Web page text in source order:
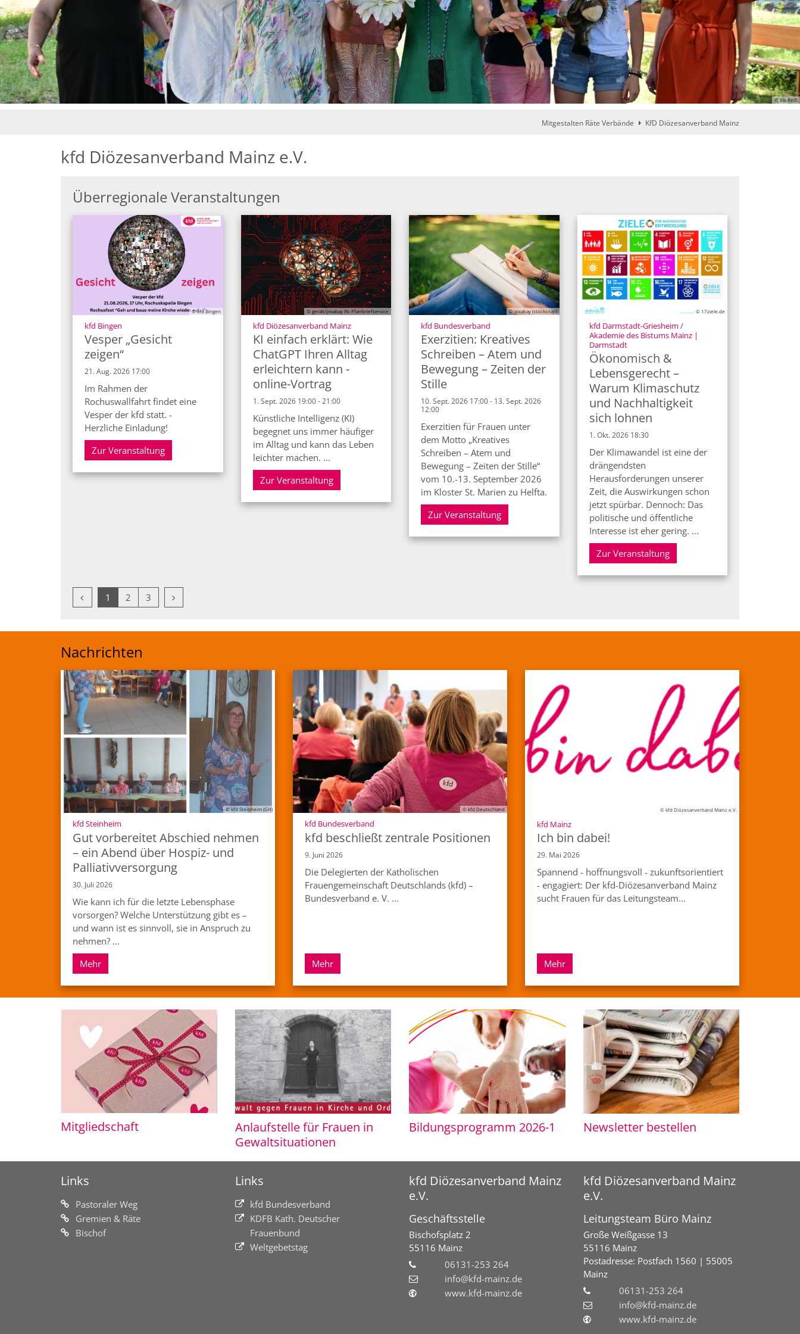
© Iris Reiß
Mitgestalten Räte Verbände KfD Diözesanverband Mainz
kfd Diözesanverband Mainz e.V.
Überregionale Veranstaltungen
© kfd Bingen
kfd Bingen
Vesper „Gesicht
zeigen“
21. Aug. 2026 17:00
Im Rahmen der
Rochuswallfahrt findet eine
Vesper der kfd statt. -
Herzliche Einladung!
Zur Veranstaltung
© geralt/pixabay IN: Pfarrbriefservice
kfd Diözesanverband Mainz:
KI einfach erklärt: Wie
ChatGPT Ihren Alltag
erleichtern kann -
online-Vortrag
1. Sept. 2026 19:00 - 21:00
Künstliche Intelligenz (KI)
begegnet uns immer häufiger
im Alltag und kann das Leben
leichter machen. ...
Zur Veranstaltung
© pixabay (stocksnap)
kfd Bundesverband
Exerzitien: Kreatives
Schreiben – Atem und
Bewegung – Zeiten der
Stille
10. Sept. 2026 17:00 - 13. Sept. 2026
12:00
Exerzitien für Frauen unter
dem Motto „Kreatives
Schreiben – Atem und
Bewegung – Zeiten der Stille“
vom 10.-13. September 2026
im Kloster St. Marien zu Helfta.
Zur Veranstaltung
© 17ziele.de
kfd Darmstadt-Griesheim /
Akademie des Bistums Mainz |
Darmstadt:
Ökonomisch &
Lebensgerecht –
Warum Klimaschutz
und Nachhaltigkeit
sich lohnen
1. Okt. 2026 18:30
Der Klimawandel ist eine der
drängendsten
Herausforderungen unserer
Zeit, die Auswirkungen schon
jetzt spürbar. Dennoch: Das
politische und öffentliche
Interesse ist eher gering. ...
Zur Veranstaltung
Vorherige Seite
1 2 3 Nächste Seite
Nachrichten
© kfd Steinheim (GH)
kfd Steinheim
Gut vorbereitet Abschied nehmen
– ein Abend über Hospiz- und
Palliativversorgung
30. Juli 2026
Wie kann ich für die letzte Lebensphase
vorsorgen? Welche Unterstützung gibt es –
und wann ist es sinnvoll, sie in Anspruch zu
nehmen? ...
Mehr
© kfd Deutschland
kfd Bundesverband
kfd beschließt zentrale Positionen
9. Juni 2026
Die Delegierten der Katholischen
Frauengemeinschaft Deutschlands (kfd) –
Bundesverband e. V. ...
Mehr
© kfd Diözesanverband Mainz e.V.
kfd Mainz:
Ich bin dabei!
29. Mai 2026
Spannend - hoffnungsvoll - zukunftsorientiert
- engagiert: Der kfd-Diözesanverband Mainz
sucht Frauen für das Leitungsteam...
Mehr
Mitgliedschaft
Anlaufstelle für Frauen in
Gewaltsituationen
Bildungsprogramm 2026-1 Newsletter bestellen
Links
Pastoraler Weg
Gremien & Räte
Bischof
Links
kfd Bundesverband
KDFB Kath. Deutscher
Frauenbund
Weltgebetstag
kfd Diözesanverband Mainz
e.V.
Geschäftsstelle
Bischofsplatz 2
55116 Mainz
06131-253 264
info@kfd-mainz.de
www.kfd-mainz.de
kfd Diözesanverband Mainz
e.V.
Leitungsteam Büro Mainz
Große Weißgasse 13
55116 Mainz
Postadresse: Postfach 1560 | 55005
Mainz
06131-253 264
info@kfd-mainz.de
www.kfd-mainz.de